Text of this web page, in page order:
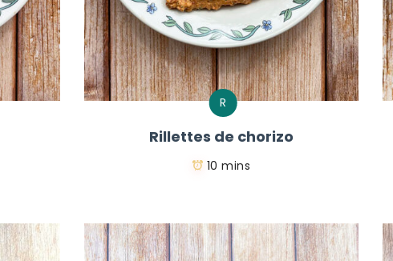
R
Rillettes de chorizo
10 mins